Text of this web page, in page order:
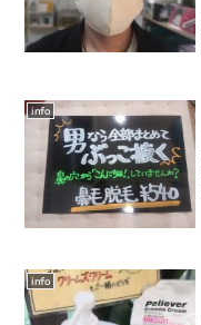
info
info